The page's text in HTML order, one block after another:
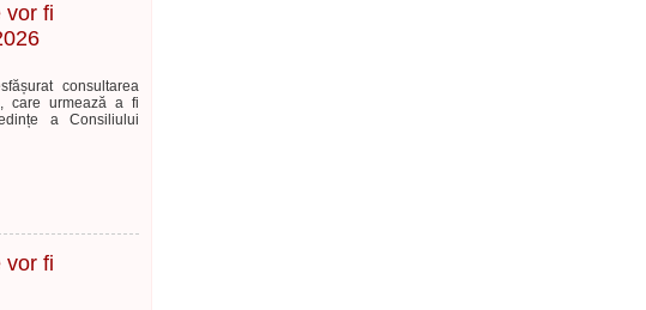
vor fi
consultarea
care urmează a fi
a Consiliului
vor fi